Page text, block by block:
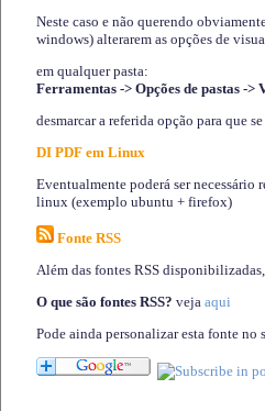
Neste caso e não querendo
windows) alterarem as opções de
em qualquer pasta:
Ferramentas -> Opções de pastas -
desmarcar a referida opção para que
DI PDF em Linux
Eventualmente poderá ser necessário
linux (exemplo ubuntu + firefox)
Fonte RSS
Além das fontes RSS
O que são fontes RSS? veja aqui
Pode ainda personalizar esta fonte no